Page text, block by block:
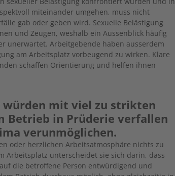
miteinander umgehen, muss nicht
gab oder geben wird. Sexuelle Belästigung
und Zeugen, weshalb ein Aussenblick häufig
unerwartet. Arbeitgebende haben ausserdem
am Arbeitsplatz vorbeugend zu wirken. Klare
schaffen Orientierung und helfen ihnen
würden mit viel zu strikten
Betrieb in Prüderie verfallen
verunmöglichen.
oder herzlichen Arbeitsatmosphäre nichts zu
Arbeitsplatz unterscheidet sie sich darin, dass
die betroffene Person entwürdigend und